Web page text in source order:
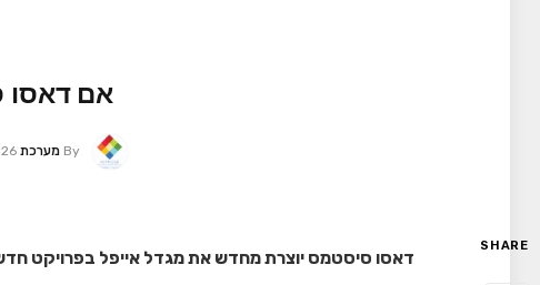
אם דאסו
By מערכת AVMASTER26 בינואר 2023
SHARE
דאסו סיסטמס יוצרת מחדש את מגדל אייפל בפרויקט